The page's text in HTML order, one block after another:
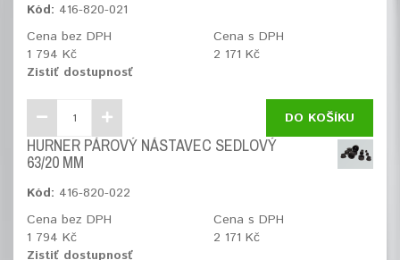
Kód: 416-820-021
Cena bez DPH
1 794 Kč
Cena s DPH
2 171 Kč
Zistiť dostupnosť
DO KOŠÍKU
HURNER PÁROVÝ NÁSTAVEC SEDLOVÝ
63/20 MM
Kód: 416-820-022
Cena bez DPH
1 794 Kč
Cena s DPH
2 171 Kč
Zistiť dostupnosť